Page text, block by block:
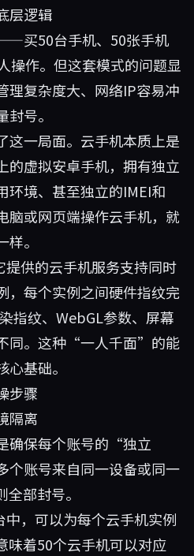
层逻辑
买50台手机、50张手机
操作。但这套模式的问题显
理复杂度大、网络IP容易冲
号。
这一局面。云手机本质上是
的虚拟安卓手机，拥有独立
环境、甚至独立的IMEI和
脑或网页端操作云手机，就
。
提供的云手机服务支持同时
，每个实例之间硬件指纹完
指纹、WebGL参数、屏幕
同。这种“一人千面”的能
基础。
步骤
隔离
确保每个账号的“独立
账号来自同一设备或同一
部封号。
中，可以为每个云手机实例
味着50个云手机可以对应